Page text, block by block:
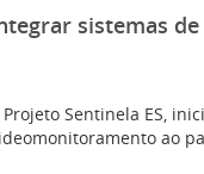
sistemas
Sentinela ES,
ao